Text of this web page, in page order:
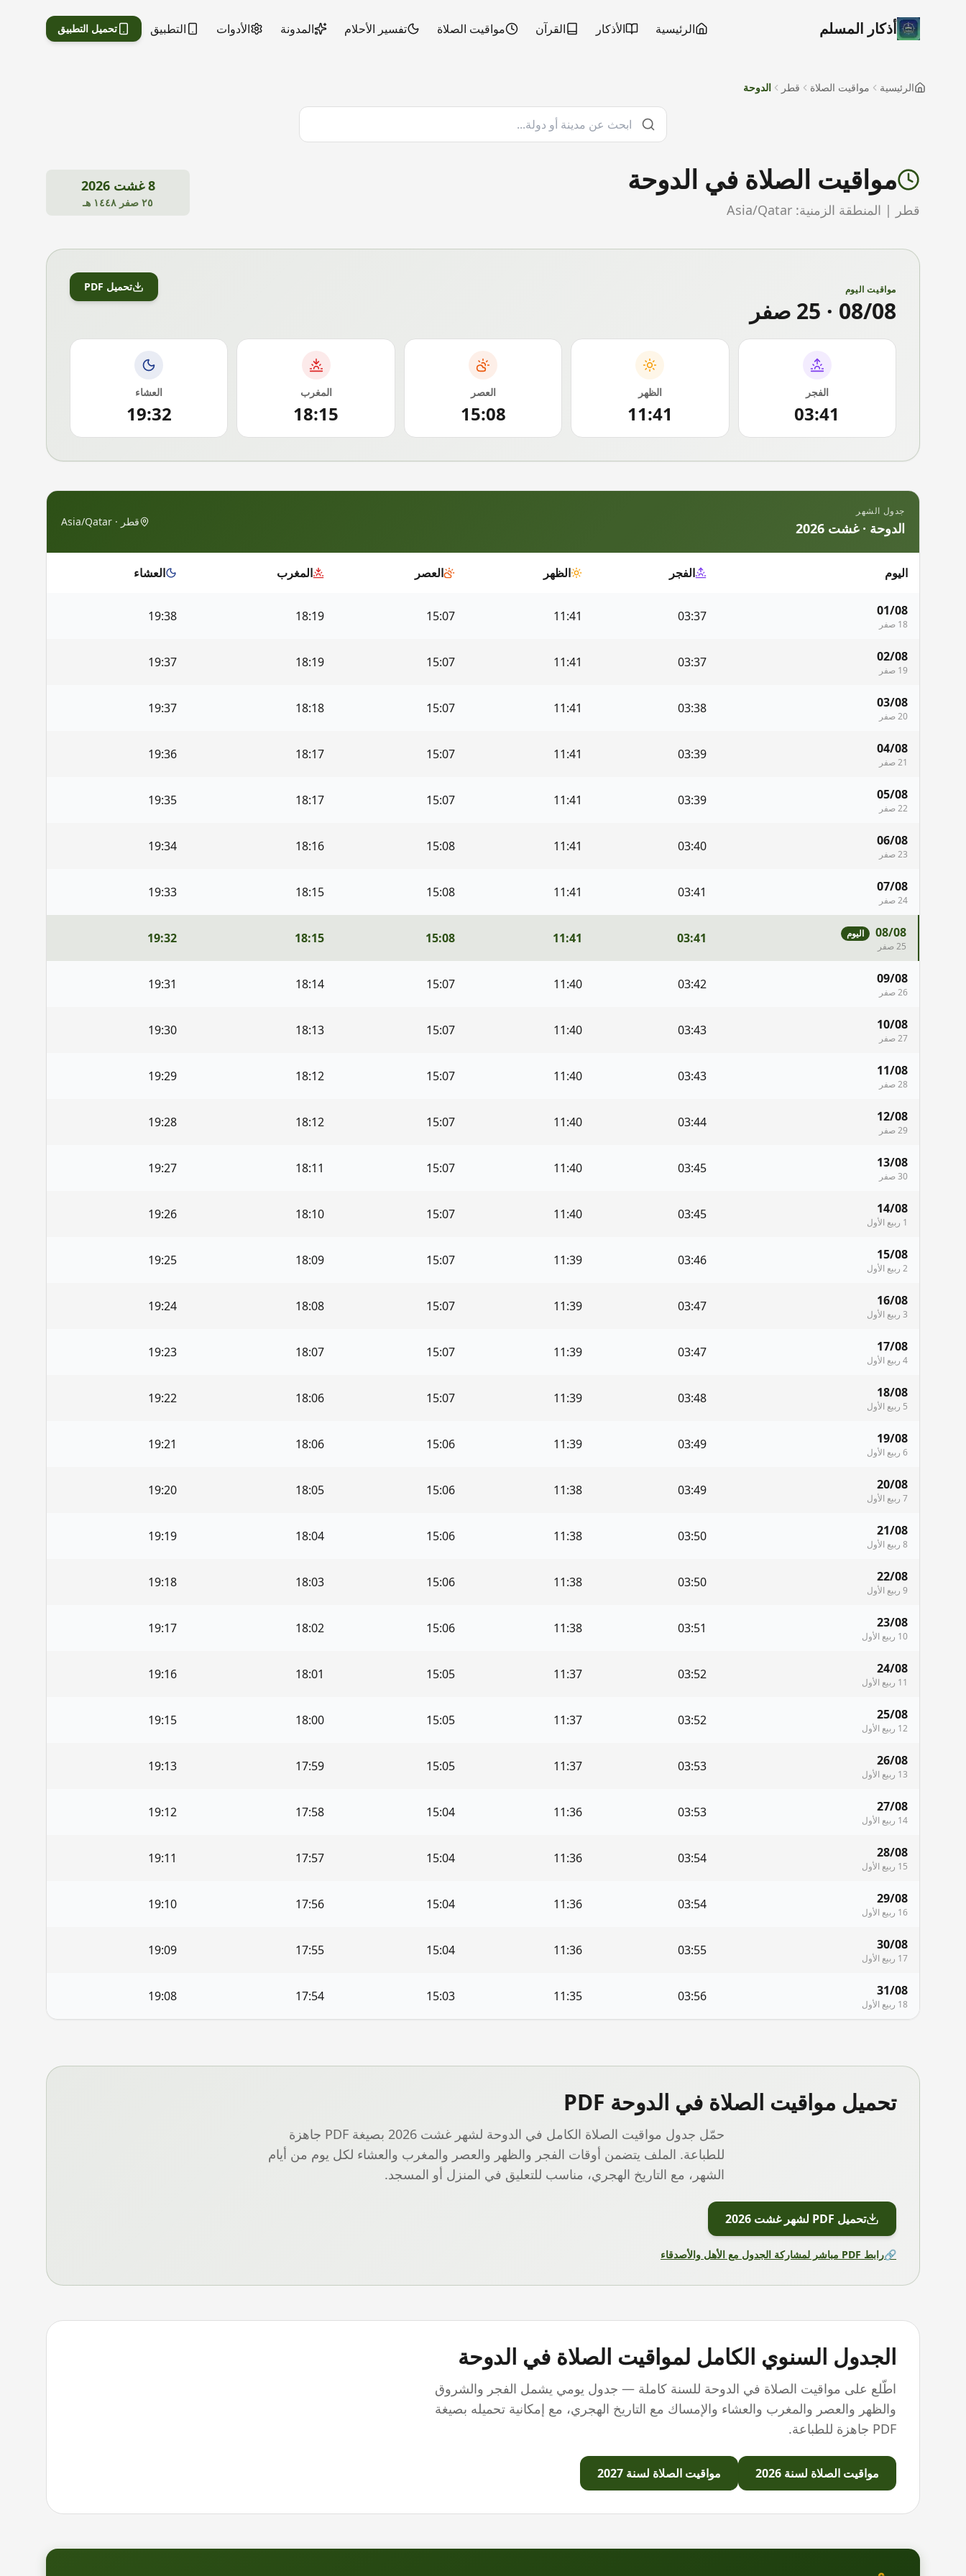
أذكار المسلم الرئيسية الأذكار القرآن مواقيت الصلاة تفسير الأحلام المدونة الأدوات التطبيق تحميل التطبيق
الرئيسية مواقيت الصلاة قطر الدوحة
مواقيت الصلاة في الدوحة
قطر | المنطقة الزمنية: Asia/Qatar
8 غشت 2026
٢٥ صفر ١٤٤٨ هـ
مواقيت اليوم
08/08
· 25 صفر
تحميل PDF
الفجر
03:41
الظهر
11:41
العصر
15:08
المغرب
18:15
العشاء
19:32
جدول الشهر
الدوحة ·غشت 2026 قطر ·
Asia/Qatar
اليوم الفجر الظهر العصر المغرب العشاء
01/08
18 صفر
03:37
11:41
15:07
18:19
19:38
02/08
19 صفر
03:37
11:41
15:07
18:19
19:37
03/08
20 صفر
03:38
11:41
15:07
18:18
19:37
04/08
21 صفر
03:39
11:41
15:07
18:17
19:36
05/08
22 صفر
03:39
11:41
15:07
18:17
19:35
06/08
23 صفر
03:40
11:41
15:08
18:16
19:34
07/08
24 صفر
03:41
11:41
15:08
18:15
19:33
08/08
اليوم
25 صفر
03:41
11:41
15:08
18:15
19:32
09/08
26 صفر
03:42
11:40
15:07
18:14
19:31
10/08
27 صفر
03:43
11:40
15:07
18:13
19:30
11/08
28 صفر
03:43
11:40
15:07
18:12
19:29
12/08
29 صفر
03:44
11:40
15:07
18:12
19:28
13/08
30 صفر
03:45
11:40
15:07
18:11
19:27
14/08
1 ربيع الأول
03:45
11:40
15:07
18:10
19:26
15/08
2 ربيع الأول
03:46
11:39
15:07
18:09
19:25
16/08
3 ربيع الأول
03:47
11:39
15:07
18:08
19:24
17/08
4 ربيع الأول
03:47
11:39
15:07
18:07
19:23
18/08
5 ربيع الأول
03:48
11:39
15:07
18:06
19:22
19/08
6 ربيع الأول
03:49
11:39
15:06
18:06
19:21
20/08
7 ربيع الأول
03:49
11:38
15:06
18:05
19:20
21/08
8 ربيع الأول
03:50
11:38
15:06
18:04
19:19
22/08
9 ربيع الأول
03:50
11:38
15:06
18:03
19:18
23/08
10 ربيع الأول
03:51
11:38
15:06
18:02
19:17
24/08
11 ربيع الأول
03:52
11:37
15:05
18:01
19:16
25/08
12 ربيع الأول
03:52
11:37
15:05
18:00
19:15
26/08
13 ربيع الأول
03:53
11:37
15:05
17:59
19:13
27/08
14 ربيع الأول
03:53
11:36
15:04
17:58
19:12
28/08
15 ربيع الأول
03:54
11:36
15:04
17:57
19:11
29/08
16 ربيع الأول
03:54
11:36
15:04
17:56
19:10
30/08
17 ربيع الأول
03:55
11:36
15:04
17:55
19:09
31/08
18 ربيع الأول
03:56
11:35
15:03
17:54
19:08
تحميل مواقيت الصلاة في الدوحة
حمّل جدول مواقيت الصلاة الكامل في الدوحة لشهر غشت 2026
بصيغة PDF جاهزة
للطباعة. الملف يتضمن أوقات الفجر والظهر والعصر والمغرب والعشاء لكل يوم من أيام
الشهر، مع التاريخ الهجري، مناسب للتعليق في المنزل أو المسجد.
تحميل PDF لشهر غشت 2026
🔗رابط PDF مباشر لمشاركة الجدول مع الأهل والأصدقاء
الجدول السنوي الكامل لمواقيت الصلاة في الدوحة
اطّلع على مواقيت الصلاة في الدوحة للسنة كاملة — جدول يومي يشمل الفجر والشروق
والظهر والعصر والمغرب والعشاء والإمساك مع التاريخ الهجري، مع إمكانية تحميله بصيغة
PDF جاهزة للطباعة.
مواقيت الصلاة لسنة 2026 مواقيت الصلاة لسنة 2027